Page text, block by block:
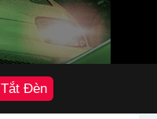
Tắt Đèn